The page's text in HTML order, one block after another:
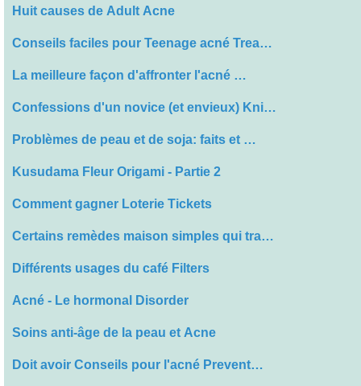
Huit causes de Adult Acne
Conseils faciles pour Teenage acné Trea…
La meilleure façon d'affronter l'acné …
Confessions d'un novice (et envieux) Kni…
Problèmes de peau et de soja: faits et …
Kusudama Fleur Origami - Partie 2
Comment gagner Loterie Tickets
Certains remèdes maison simples qui tra…
Différents usages du café Filters
Acné - Le hormonal Disorder
Soins anti-âge de la peau et Acne
Doit avoir Conseils pour l'acné Prevent…